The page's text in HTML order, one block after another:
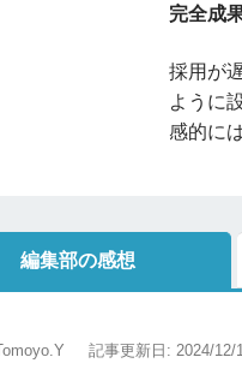
完全成
採用が
ように
感的に
編集部の感想
記事更新日: 2024/12/